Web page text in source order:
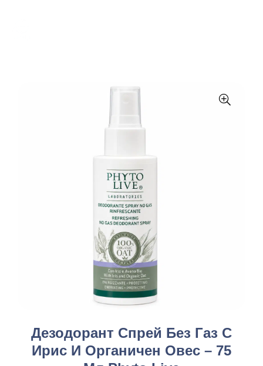
Дезодорант Спрей Без Газ С
Ирис И Органичен Овес – 75